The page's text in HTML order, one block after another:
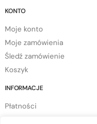
KONTO
Moje konto
Moje zamówienia
Śledź zamówienie
Koszyk
INFORMACJE
Płatności